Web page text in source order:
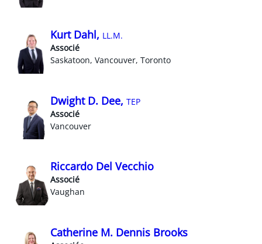
Kurt Dahl, LL.M.
Associé
Saskatoon, Vancouver, Toronto
Dwight D. Dee,TEP
Associé
Vancouver
Riccardo Del Vecchio
Associé
Vaughan
Catherine M. Dennis Brooks